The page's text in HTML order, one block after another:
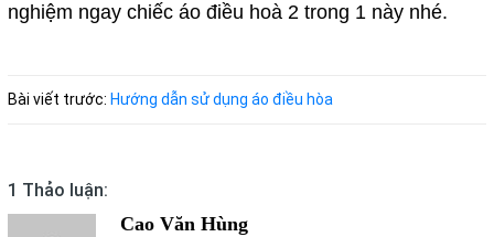
nghiệm ngay chiếc áo điều hoà 2 trong 1 này nhé.
Bài viết trước: Hướng dẫn sử dụng áo điều hòa
1 Thảo luận:
Cao Văn Hùng